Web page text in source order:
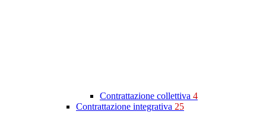
Contrattazione collettiva 4
Contrattazione integrativa 25